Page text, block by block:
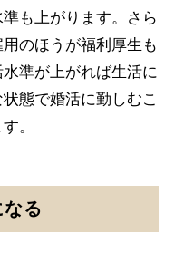
も上がります。さら
のほうが福利厚生も
準が上がれば生活に
態で婚活に勤しむこ
。
る